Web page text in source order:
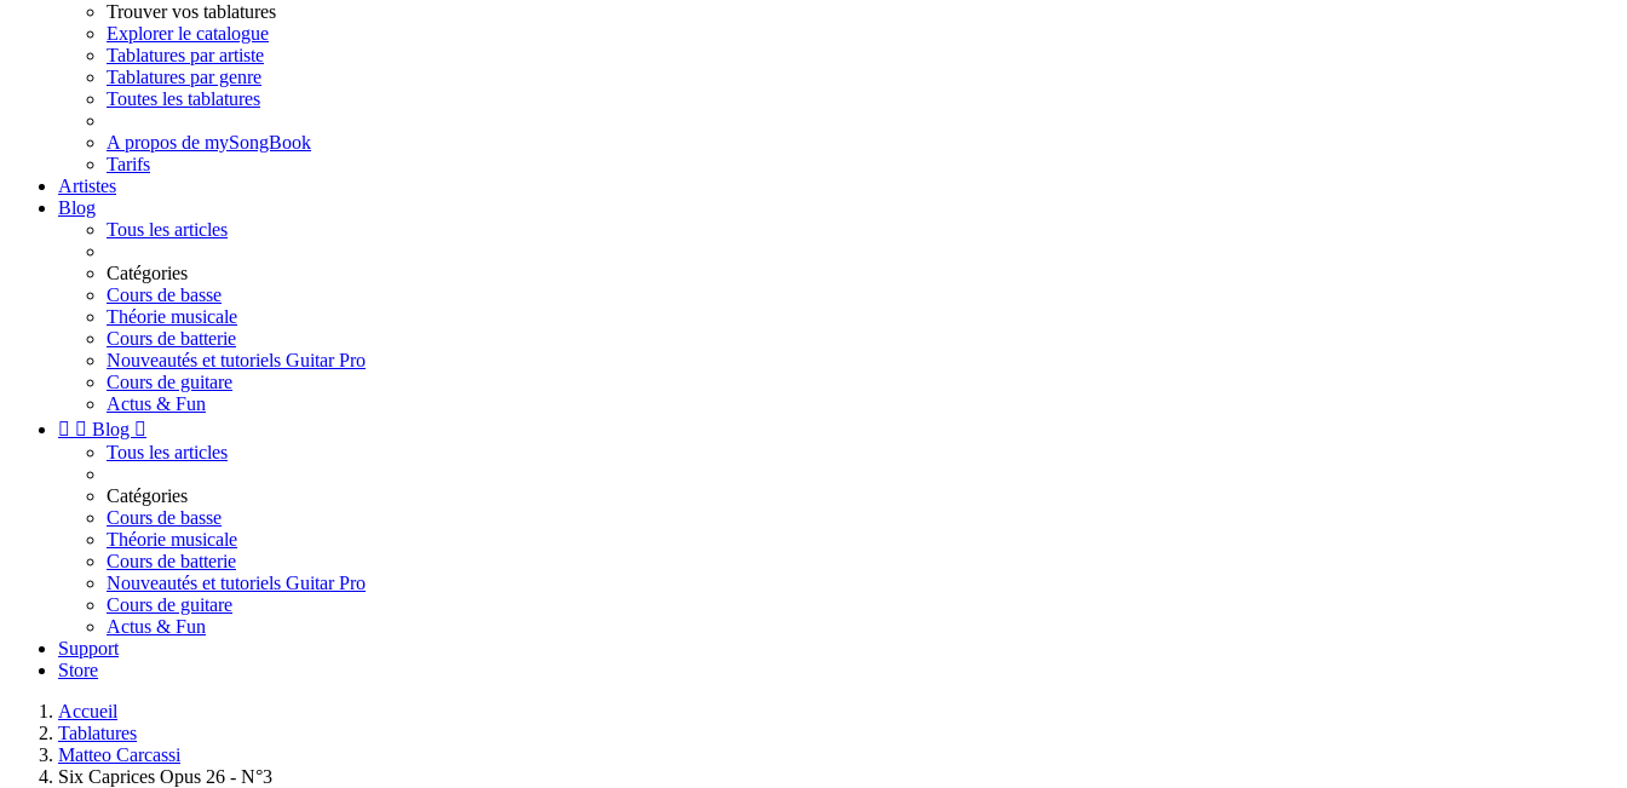
Trouver vos tablatures
Explorer le catalogue
Tablatures par artiste
Tablatures par genre
Toutes les tablatures
A propos de mySongBook
Tarifs
Artistes
Blog
Tous les articles
Catégories
Cours de basse
Théorie musicale
Cours de batterie
Nouveautés et tutoriels Guitar Pro
Cours de guitare
Actus & Fun
  Blog 
Tous les articles
Catégories
Cours de basse
Théorie musicale
Cours de batterie
Nouveautés et tutoriels Guitar Pro
Cours de guitare
Actus & Fun
Support
Store
Accueil
Tablatures
Matteo Carcassi
Six Caprices Opus 26 - N°3